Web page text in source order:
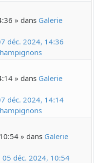
» dans Galerie
déc. 2024, 14:36
» dans Galerie
déc. 2024, 14:14
» dans Galerie
05 déc. 2024, 10:54